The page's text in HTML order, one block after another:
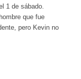
1 de sábado.
que fue
pero Kevin no